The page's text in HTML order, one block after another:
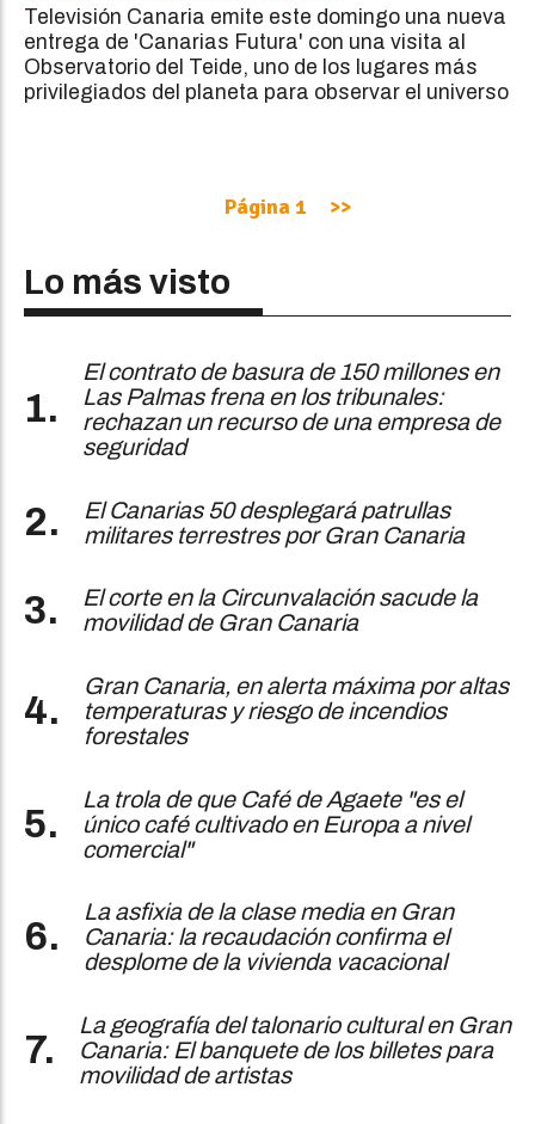
Televisión Canaria emite este domingo una nueva
entrega de 'Canarias Futura' con una visita al
Observatorio del Teide, uno de los lugares más
privilegiados del planeta para observar el universo
Página 1 >>
Lo más visto
El contrato de basura de 150 millones en
Las Palmas frena en los tribunales:
rechazan un recurso de una empresa de
seguridad
El Canarias 50 desplegará patrullas
militares terrestres por Gran Canaria
El corte en la Circunvalación sacude la
movilidad de Gran Canaria
Gran Canaria, en alerta máxima por altas
temperaturas y riesgo de incendios
forestales
La trola de que Café de Agaete "es el
único café cultivado en Europa a nivel
comercial"
La asfixia de la clase media en Gran
Canaria: la recaudación confirma el
desplome de la vivienda vacacional
La geografía del talonario cultural en Gran
Canaria: El banquete de los billetes para
movilidad de artistas